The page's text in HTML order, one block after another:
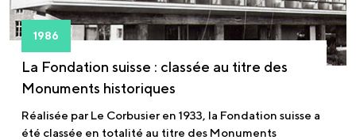
1986
La Fondation suisse : classée au titre des
Monuments historiques
Réalisée par Le Corbusier en 1933, la Fondation suisse a
été classée en totalité au titre des Monuments